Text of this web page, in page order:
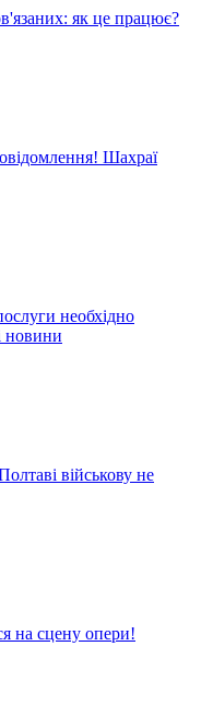
як це працює?
Шахраї
необхідно
новини
військову не
на сцену опери!